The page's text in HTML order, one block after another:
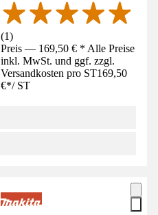
(1)
Preis — 169,50 € * Alle Preise
inkl. MwSt. und ggf. zzgl.
Versandkosten pro ST169,50
€*/ ST